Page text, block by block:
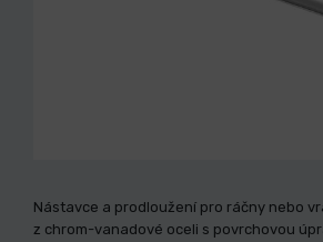
Nástavce a prodloužení pro ráčny nebo
z chrom-vanadové oceli s povrchovou